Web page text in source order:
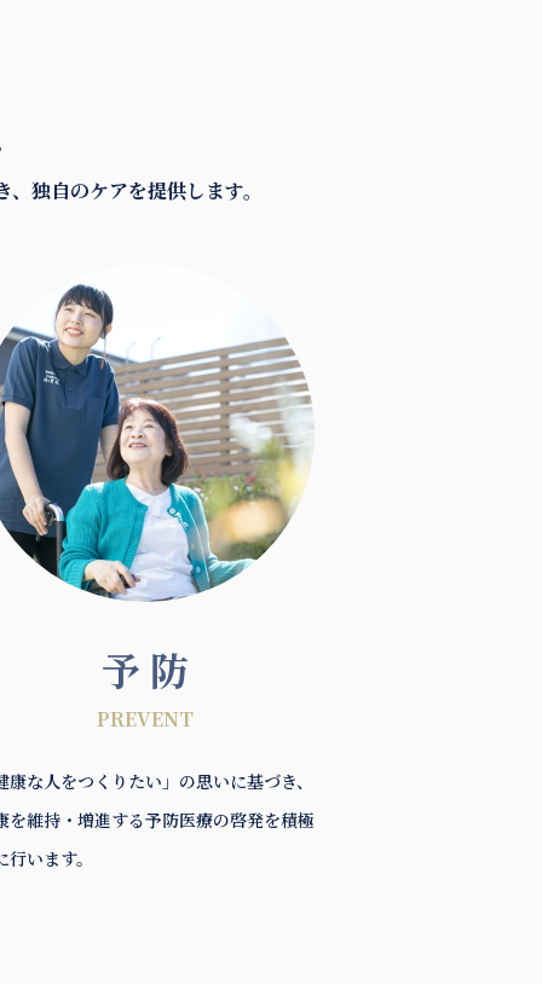
独自のケアを提供します。
予 防
PREVENT
康な人をつくりたい」の思いに基づき、
を維持・増進する予防医療の啓発を積極
行います。